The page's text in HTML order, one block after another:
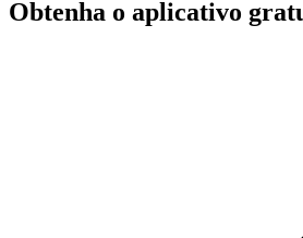
Obtenha o aplicativo